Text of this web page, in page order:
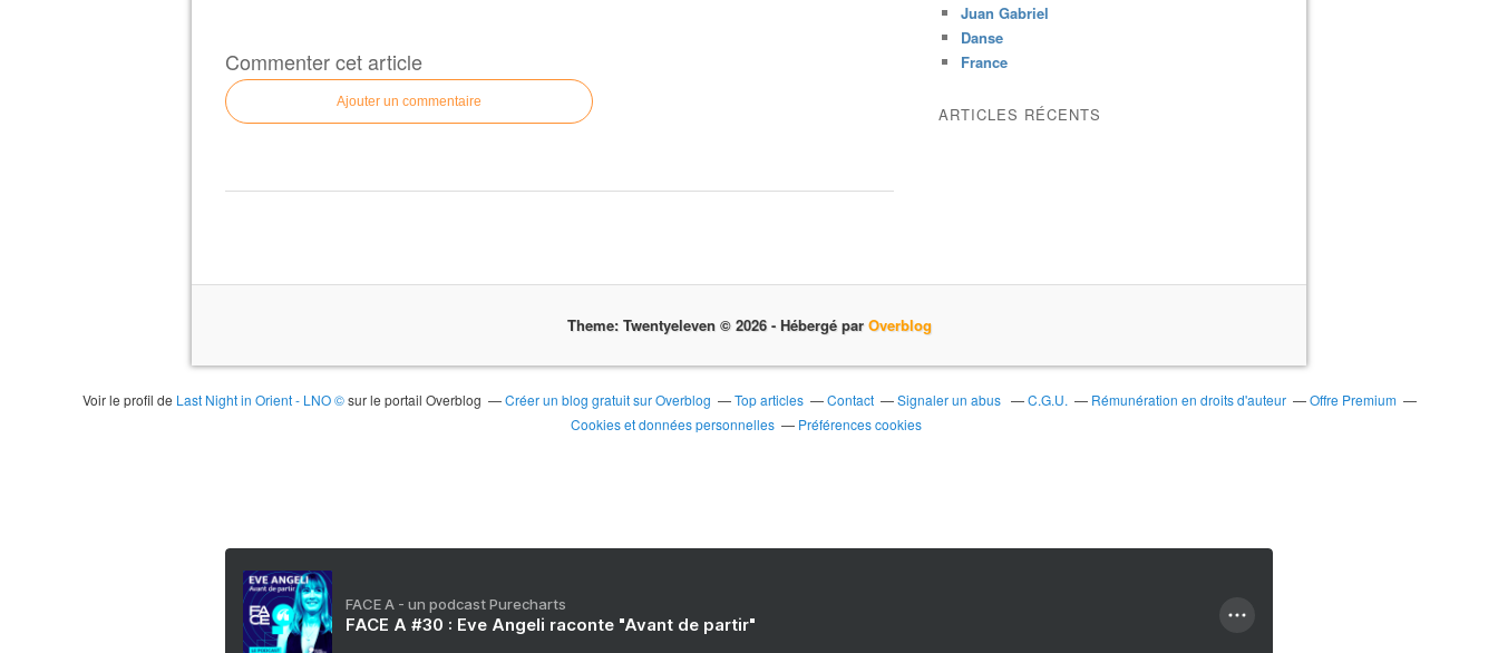
Commenter cet article
Ajouter un commentaire
Juan Gabriel
Danse
France
ARTICLES RÉCENTS
Theme: Twentyeleven © 2026 - Hébergé par Overblog
Voir le profil de Last Night in Orient - LNO ©sur le portail Overblog Créer un blog gratuit sur Overblog Top articles Contact Signaler un abus C.G.U. Rémunération en droits d'auteur
Offre Premium
Cookies et données personnelles
Préférences cookies
FACE A - un podcast Purecharts
FACE A #30 : Eve Angeli raconte "Avant de partir"